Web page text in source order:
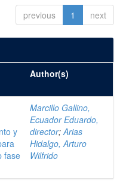
previous 1 next
Author(s)
y
fase
Marcillo Gallino,
Ecuador Eduardo,
director;Arias
Hidalgo, Arturo
Wilfrido